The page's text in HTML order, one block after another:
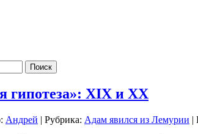
гипотеза»: XIX и XX
Андрей | Рубрика: Адам явился из Лемурии |